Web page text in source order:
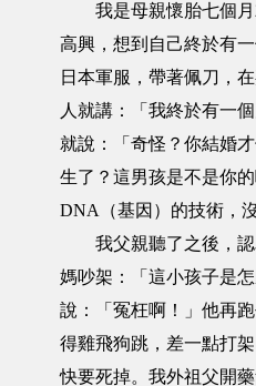
我是母親懷胎七個月
高興，想到自己終於有
日本軍服，帶著佩刀，
人就講：「我終於有一
就說：「奇怪？你結婚
生了？這男孩是不是你
DNA（基因）的技術，
我父親聽了之後，認
媽吵架：「這小孩子是
說：「冤枉啊！」他再
得雞飛狗跳，差一點打
快要死掉。我外祖父開